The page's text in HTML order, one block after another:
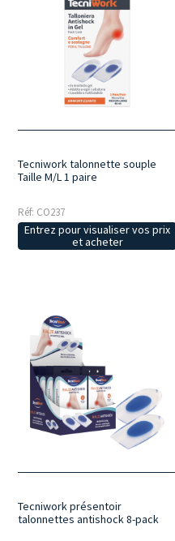
Tecniwork talonnette souple
Taille M/L 1 paire
Réf: CO237
Entrez pour visualiser vos prix
et acheter
Tecniwork présentoir
talonnettes antishock 8-pack